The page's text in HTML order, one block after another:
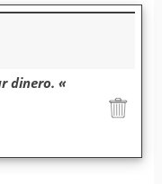
dinero. «